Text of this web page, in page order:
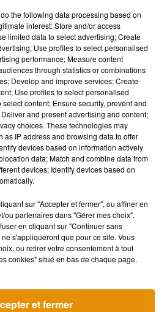
lui a offert 10 000 euros pour son
gives up his own race to help
Kipkemoi in ultimate act of
road race in�x!Èx!�.
& won hearts�x"in 2019. Got a
($5k), Kingsley Okunbor
pic.twitter.com/W8fZlNCRz3
(@oluwashina)2 juin 2019
sort enfin le remix de « Love
» avec Kylie Minogue
do the following data processing based on
interest: Store and/or access
limited data to select advertising; Create
Use profiles to select personalised
performance; Measure content
through statistics or combinations
Develop and improve services; Create
Use profiles to select personalised
content; Ensure security, prevent and
and present advertising and content;
choices. These technologies may
as IP address and browsing data to offer
devices based on information actively
data; Match and combine data from
devices; Identify devices based on
sur "Accepter et fermer", ou affiner en
ou partenaires dans "Gérer mes choix".
en cliquant sur "Continuer sans
s'appliqueront que pour ce site. Vous
ou retirer votre consentement à tout
cookies" situé en bas de chaque page.
et fermer